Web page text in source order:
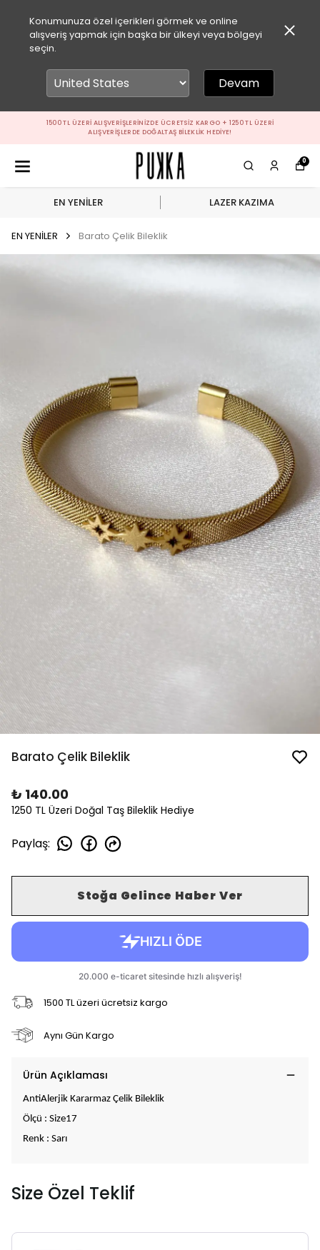
Konumunuza özel içerikleri görmek ve online
alışveriş yapmak için başka bir ülkeyi veya bölgeyi
seçin.
Devam
1500 TL ÜZERI ALIŞVERIŞLERINIZDE ÜCRETSIZ KARGO + 1250 TL ÜZERI
ALIŞVERIŞLERDE DOĞALTAŞ BILEKLIK HEDIYE!
0
EN YENİLER LAZER KAZIMA
EN YENİLER Barato Çelik Bileklik
Barato Çelik Bileklik
₺ 140.00
1250 TL Üzeri Doğal Taş Bileklik Hediye
Paylaş:
Stoğa Gelince Haber Ver
1500 TL üzeri ücretsiz kargo
Aynı Gün Kargo
Ürün Açıklaması
AntiAlerjik Kararmaz Çelik Bileklik
Ölçü : Size17
Renk : Sarı
Size Özel Teklif